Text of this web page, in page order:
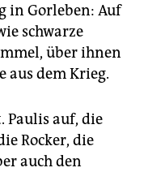
in Gorleben: Auf
schwarze
über ihnen
aus dem Krieg.
Paulis auf, die
Rocker, die
auch den